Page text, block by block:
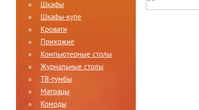
Шкафы
Шкафы-купе
Кровати
Прихожие
Компьютерные столы
Журнальные столы
ТВ-тумбы
Матрацы
Комоды